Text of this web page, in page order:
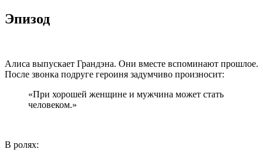
Эпизод
Алиса выпускает Грандэна. Они вместе вспоминают прошлое.
После звонка подруге героиня задумчиво произносит:
«При хорошей женщине и мужчина может стать
человеком.»
В ролях: